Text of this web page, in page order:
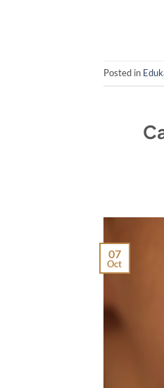
Posted in
07
Oct